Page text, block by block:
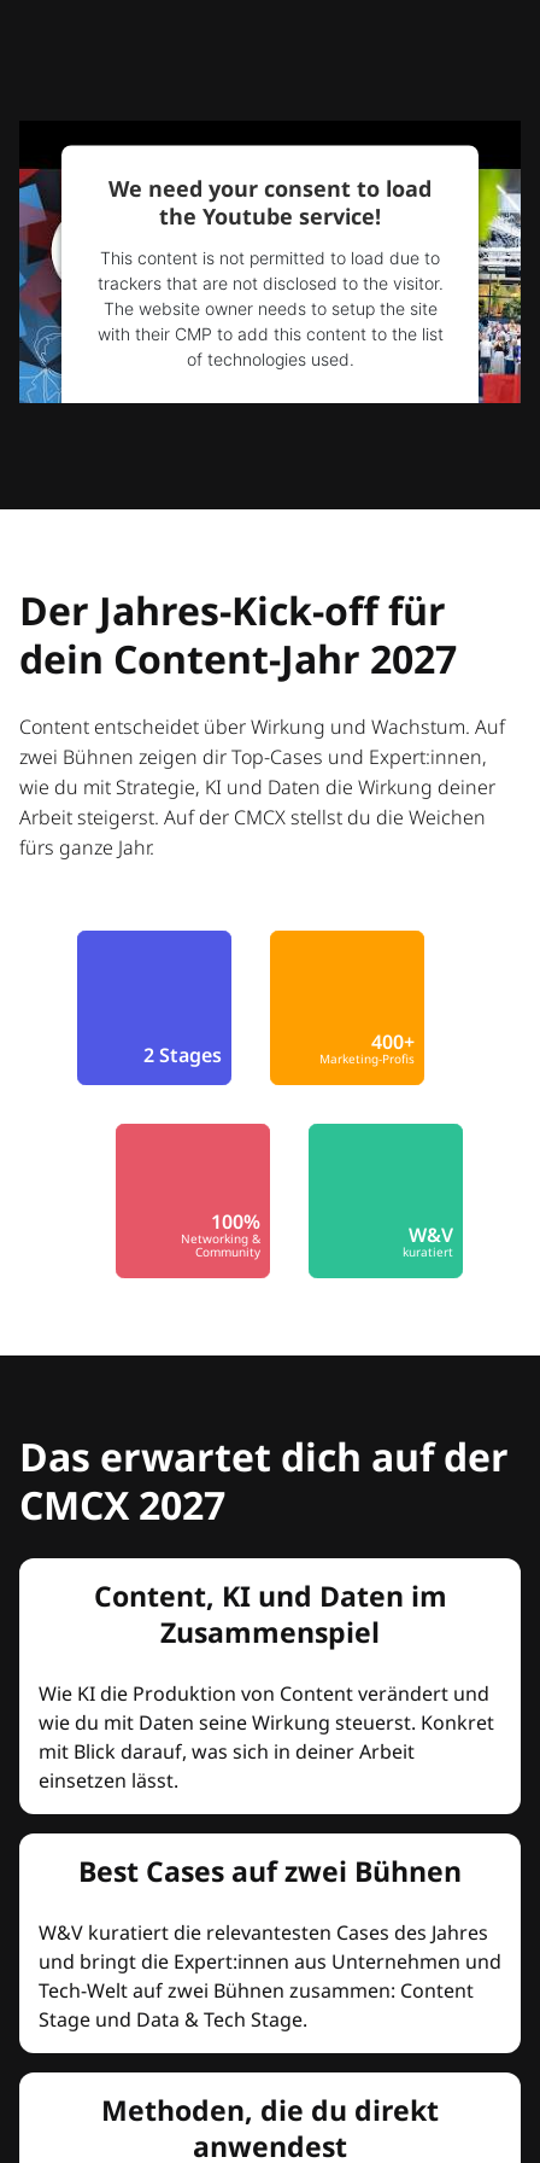
We need your consent to load
the Youtube service!
This content is not permitted to load due to
trackers that are not disclosed to the visitor.
The website owner needs to setup the site
with their CMP to add this content to the list
of technologies used.
Powered byUsercentrics Consent
Der Jahres-Kick-off für
dein Content-Jahr 2027
Content entscheidet über Wirkung und Wachstum. Auf
zwei Bühnen zeigen dir Top-Cases und Expert:innen,
wie du mit Strategie, KI und Daten die Wirkung deiner
Arbeit steigerst. Auf der CMCX stellst du die Weichen
fürs ganze Jahr.
2 Stages 400+
Marketing-Profis
100%
Networking &
Community
W&V
kuratiert
Das erwartet dich auf der
CMCX 2027
Content, KI und Daten im
Zusammenspiel
Wie KI die Produktion von Content verändert und
wie du mit Daten seine Wirkung steuerst. Konkret
mit Blick darauf, was sich in deiner Arbeit
einsetzen lässt.
Best Cases auf zwei Bühnen
W&V kuratiert die relevantesten Cases des Jahres
und bringt die Expert:innen aus Unternehmen und
Tech-Welt auf zwei Bühnen zusammen: Content
Stage und Data & Tech Stage.
Methoden, die du direkt
anwendest